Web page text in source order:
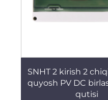
SNHT 2 kirish 2
quyosh PV DC
qutisi